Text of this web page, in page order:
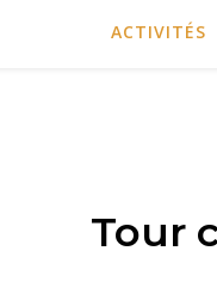
ACTIVITÉS
Tour